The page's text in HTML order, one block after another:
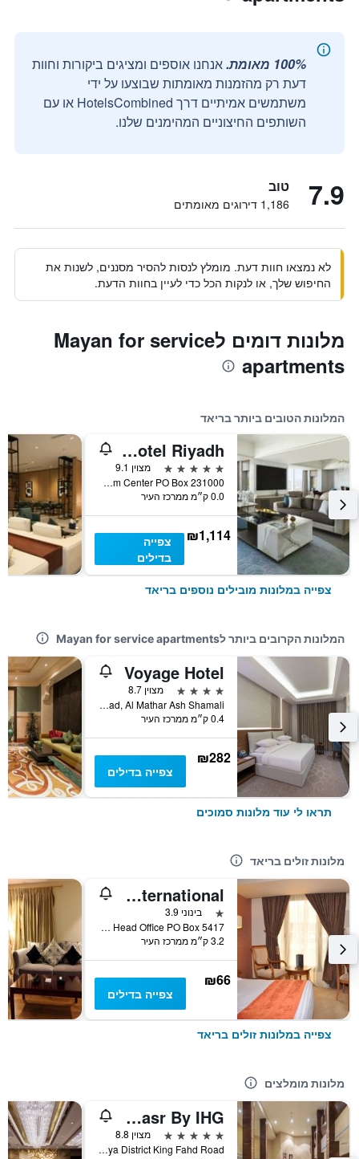
100% מאומת.
אנחנו אוספים ומציגים ביקורות וחוות
דעת רק מהזמנות מאומתות שבוצעו על ידי
משתמשים אמיתיים דרך HotelsCombined או עם
השותפים החיצוניים המהימנים שלנו.
7.9 טוב
1,186 דירוגים מאומתים
לא נמצאו חוות דעת. מומלץ לנסות להסיר מסננים, לשנות את
החיפוש שלך, או לנקות הכל כדי לעיין בחוות הדעת.
מלונות דומים לMayan for service
apartments
המלונות הטובים ביותר בריאד
Four Seasons Hotel Riyadh
5 כוכבים
מצוין 9.1
Kingdom Center PO Box 231000, ריאד, ערב הסעודית
0.0 ק״מ ממרכז העיר
₪1,114
צפייה
בדילים
צפייה במלונות מובילים נוספים בריאד
המלונות הקרובים ביותר לMayan for service apartments
Voyage Hotel
4 כוכבים
מצוין 8.7
Orouba Road, Al Mathar Ash Shamali, ריאד, ערב הסעודית
0.4 ק״מ ממרכז העיר
₪282
צפייה בדילים
תראו לי עוד מלונות סמוכים
מלונות זולים בריאד
Reef Al Malaz Hotel International
כוכב 1בינוני 3.9
King Abdul Aziz Rd, Behind Samba Bank Head Office PO Box 5417, ריאד, ערב הסעודית
3.2 ק״מ ממרכז העיר
₪66
צפייה בדילים
צפייה במלונות זולים בריאד
מלונות מומלצים
Holiday Inn Riyadh - Al Qasr By IHG
5 כוכבים
מצוין 8.8
Olaya District King Fahd Road, ריאד, ערב הסעודית